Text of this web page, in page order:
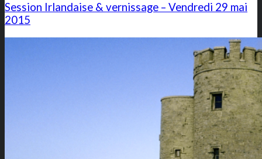
Session Irlandaise & vernissage – Vendredi 29 mai
2015